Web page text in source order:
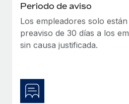
Movilidad y reubicación
Reubica a los empleados con
Prestaciones
Integraciones con Gusto y
La misión de Remote sigue
todos los tamaños a contratar,
Pento se convierte en un
Periodo de aviso
Los empleadores solo
preaviso de 30 días a los
sin causa justificada.